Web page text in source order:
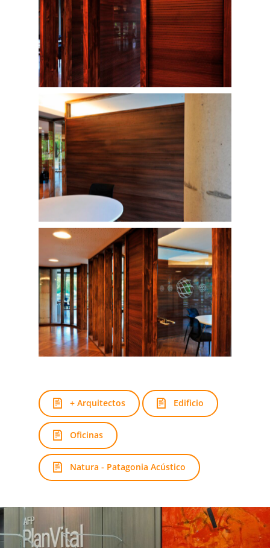
+ Arquitectos Edificio
Oficinas
Natura - Patagonia Acústico